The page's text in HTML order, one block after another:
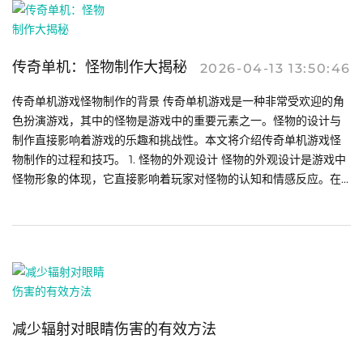
传奇单机：怪物制作大揭秘 2026-04-13 13:50:46
传奇单机游戏怪物制作的背景 传奇单机游戏是一种非常受欢迎的角
色扮演游戏，其中的怪物是游戏中的重要元素之一。怪物的设计与
制作直接影响着游戏的乐趣和挑战性。本文将介绍传奇单机游戏怪
物制作的过程和技巧。 1. 怪物的外观设计 怪物的外观设计是游戏中
怪物形象的体现，它直接影响着玩家对怪物的认知和情感反应。在...
减少辐射对眼睛伤害的有效方法